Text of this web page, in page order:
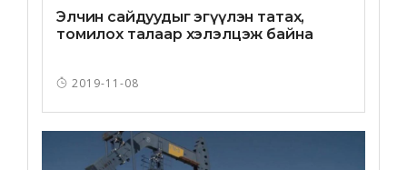
Элчин сайдуудыг эгүүлэн татах,
томилох талаар хэлэлцэж байна
2019-11-08